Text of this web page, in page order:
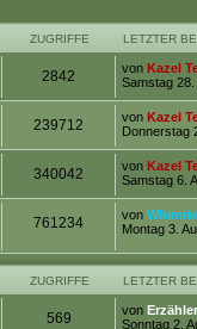
ZUGRIFFE LETZTER
2842 von Kazel
Samstag
239712 von Kazel
Donnerstag
340042 von Kazel
Samstag 6.
761234 von Whimrie
Montag 3.
ZUGRIFFE LETZTER
569 von Erzähler
Sonntag 2.